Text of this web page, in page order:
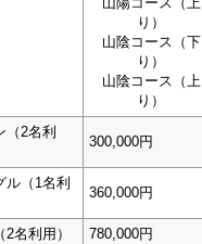
り）
山陰コース（下
り）
山陰コース（上
り）
（2名利
300,000円
ル（1名利
360,000円
名利用） 780,000円